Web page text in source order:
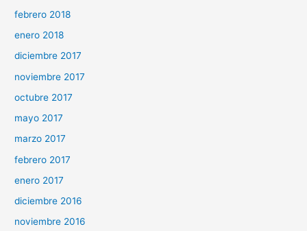
febrero 2018
enero 2018
diciembre 2017
noviembre 2017
octubre 2017
mayo 2017
marzo 2017
febrero 2017
enero 2017
diciembre 2016
noviembre 2016